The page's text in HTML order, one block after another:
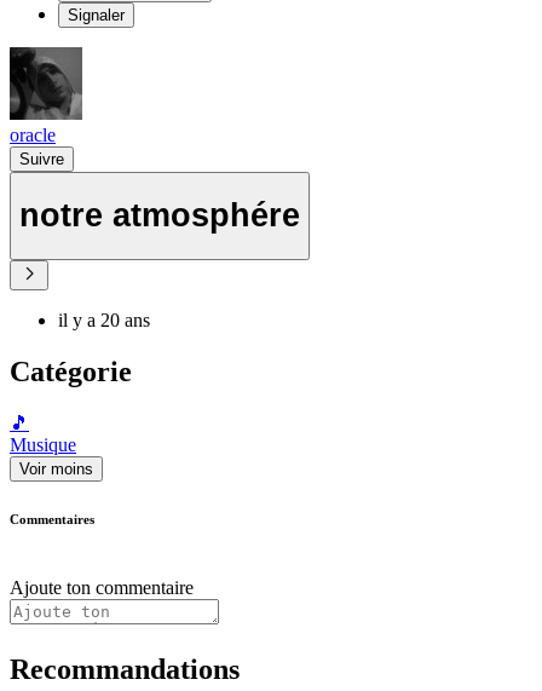
Signaler
oracle
Suivre
notre atmosphére
il y a 20 ans
Catégorie
🎵
Musique
Voir moins
Commentaires
Ajoute ton commentaire
Recommandations